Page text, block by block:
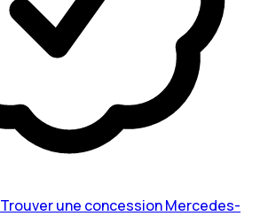
Trouver une concession Mercedes-